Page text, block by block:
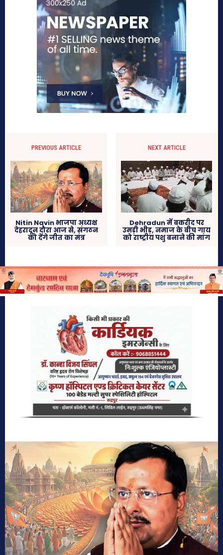
PREVIOUS ARTICLE
Nitin Navin भाजपा अध्यक्ष
देहरादून दौरा आज से, संगठन
को देंगे जीत का मंत्र
NEXT ARTICLE
Dehradun में बकरीद पर
उमड़ी भीड़, नमाज के बीच गाय
को राष्ट्रीय पशु बनाने की मांग